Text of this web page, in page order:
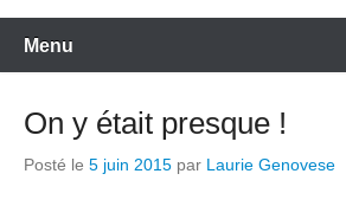
Menu
On y était presque !
Posté le 5 juin 2015 par Laurie Genovese